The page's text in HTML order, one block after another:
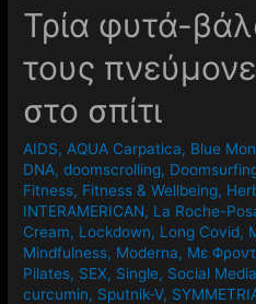
Τρία φυτά-
τους
στο σπίτι
AIDS, AQUA Carpatica, Blue
DNA,doomscrolling,
Fitness, Fitness & Wellbeing,
INTERAMERICAN, La Roche-
Cream, Lockdown, Long Covid,
Mindfulness, Moderna, Mε
Pilates, SEX, Single, Social Media
curcumin, Sputnik-V,